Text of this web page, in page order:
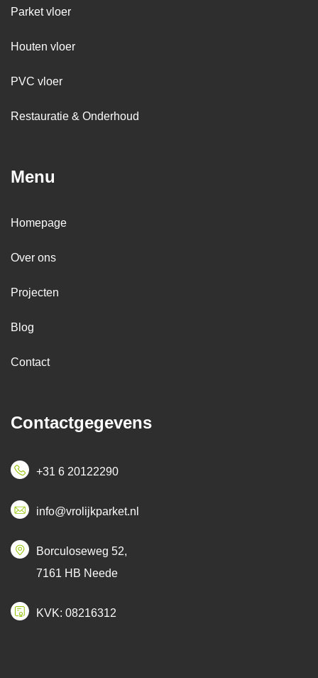
Parket vloer
Houten vloer
PVC vloer
Restauratie & Onderhoud
Menu
Homepage
Over ons
Projecten
Blog
Contact
Contactgegevens
+31 6 20122290
info@vrolijkparket.nl
Borculoseweg 52,
7161 HB Neede
KVK: 08216312